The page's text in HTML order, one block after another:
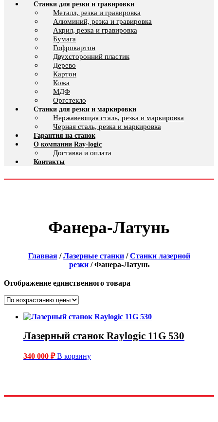
Станки для резки и гравировки
Металл, резка и гравировка
Алюминий, резка и гравировка
Акрил, резка и гравировка
Бумага
Гофрокартон
Двухсторонний пластик
Дерево
Картон
Кожа
МДФ
Оргстекло
Станки для резки и маркировки
Нержавеющая сталь, резка и маркировка
Черная сталь, резка и маркировка
Гарантия на станок
О компании Ray-logic
Доставка и оплата
Контакты
Фанера-Латунь
Главная/Лазерные станки/Станки лазерной
резки/ Фанера-Латунь
Отображение единственного товара
Лазерный станок Raylogic 11G 530
340 000 ₽ В корзину